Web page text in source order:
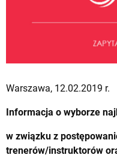
Warszawa, 12.02.2019 r.
Informacja o wyborze
w związku z
trenerów/instruktorów